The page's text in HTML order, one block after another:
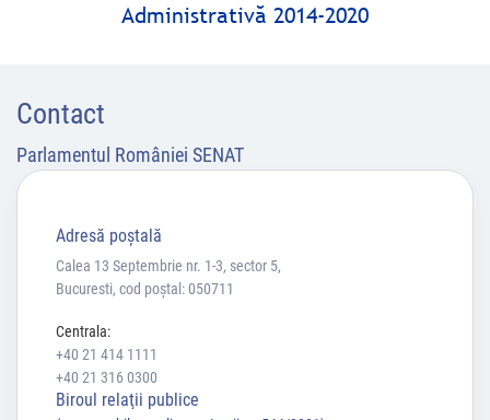
Administrativă 2014-2020
Contact
Parlamentul României SENAT
Adresă poştală
Calea 13 Septembrie nr. 1-3, sector 5,
Bucuresti, cod poștal: 050711
Centrala:
+40 21 414 1111
+40 21 316 0300
Biroul relaţii publice